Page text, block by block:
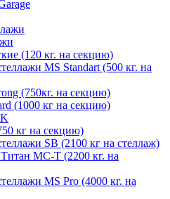
(120 кг. на секцию)
MS Standart (500 кг. на
(750кг. на секцию)
(1000 кг на секцию)
кг на секцию)
SB (2100 кг на стеллаж)
МС-Т (2200 кг. на
MS Pro (4000 кг. на